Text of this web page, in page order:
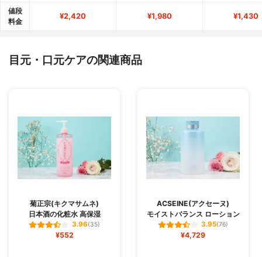
値段
料金
¥2,420 ¥1,980 ¥1,430
目元・口元ケアの関連商品
菊正宗(キクマサムネ)
日本酒の化粧水 高保湿
3.96(35)
¥552
ACSEINE(アクセーヌ)
モイストバランス ローション
3.95(76)
¥4,729